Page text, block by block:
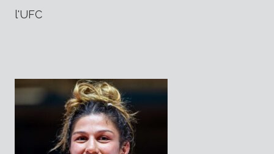
l’article
l'UFC